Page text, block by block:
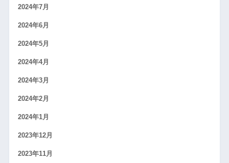
2024年7月
2024年6月
2024年5月
2024年4月
2024年3月
2024年2月
2024年1月
2023年12月
2023年11月